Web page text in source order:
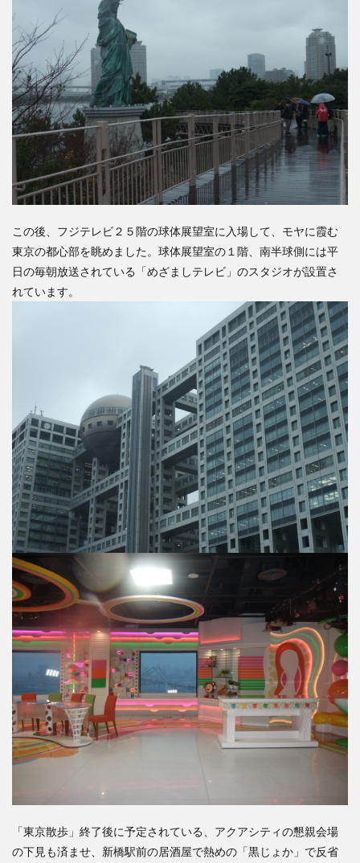
この後、フジテレビ２５階の球体展望室に入場して、モヤに霞む
東京の都心部を眺めました。球体展望室の１階、南半球側には平
日の毎朝放送されている「めざましテレビ」のスタジオが設置さ
れています。
「東京散歩」終了後に予定されている、アクアシティの懇親会場
の下見も済ませ、新橋駅前の居酒屋で熱めの「黒じょか」で反省